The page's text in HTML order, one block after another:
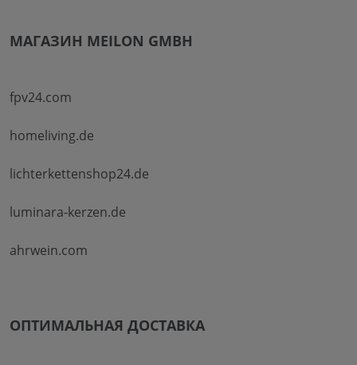
МАГАЗИН MEILON GMBH
fpv24.com
homeliving.de
lichterkettenshop24.de
luminara-kerzen.de
ahrwein.com
ОПТИМАЛЬНАЯ ДОСТАВКА